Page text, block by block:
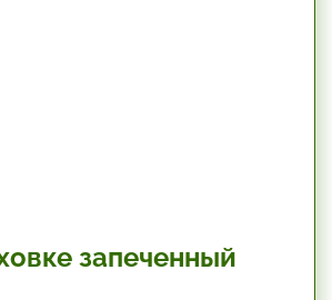
запеченный